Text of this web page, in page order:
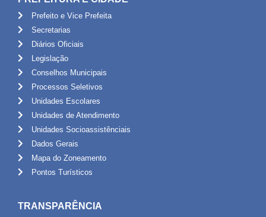
Prefeito e Vice Prefeita
Secretarias
Diários Oficiais
Legislação
Conselhos Municipais
Processos Seletivos
Unidades Escolares
Unidades de Atendimento
Unidades Socioassistênciais
Dados Gerais
Mapa do Zoneamento
Pontos Turísticos
TRANSPARÊNCIA